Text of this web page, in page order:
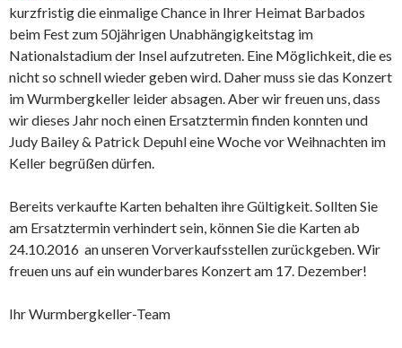
kurzfristig die einmalige Chance in Ihrer Heimat Barbados
beim Fest zum 50jährigen Unabhängigkeitstag im
Nationalstadium der Insel aufzutreten. Eine Möglichkeit, die es
nicht so schnell wieder geben wird. Daher muss sie das Konzert
im Wurmbergkeller leider absagen. Aber wir freuen uns, dass
wir dieses Jahr noch einen Ersatztermin finden konnten und
Judy Bailey & Patrick Depuhl eine Woche vor Weihnachten im
Keller begrüßen dürfen.
Bereits verkaufte Karten behalten ihre Gültigkeit. Sollten Sie
am Ersatztermin verhindert sein, können Sie die Karten ab
24.10.2016 an unseren Vorverkaufsstellen zurückgeben. Wir
freuen uns auf ein wunderbares Konzert am 17. Dezember!
Ihr Wurmbergkeller-Team